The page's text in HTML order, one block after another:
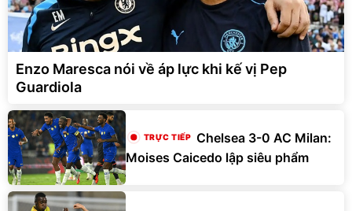
Enzo Maresca nói về áp lực khi kế vị Pep
Guardiola
Chelsea 3-0 AC Milan:
Moises Caicedo lập siêu phẩm